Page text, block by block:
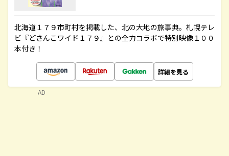
北海道１７９市町村を掲載した、北の大地の旅事典。札幌テレ
ビ『どさんこワイド１７９』との全力コラボで特別映像１００
本付き！
詳細を見る
AD